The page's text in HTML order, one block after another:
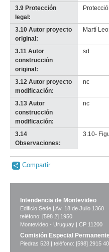
3.9 Protección
legal:
3.10 Autor proyecto
original:
Martí
3.11 Autor
construcción
original:
sd
3.12 Autor proyecto
modificación:
nc
3.13 Autor
construcción
modificación:
nc
3.14
Observaciones:
3.10-
Compartir
Intendencia de Montevideo
Edificio Sede | Av. 18 de Julio 1360
teléfono: [598 2] 1950
Montevideo - Uruguay | CP 11200
Comisión Especial
Piedras 528 | teléfono: [598] 2915